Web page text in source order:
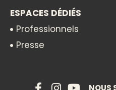
ESPACES DÉDIÉS
Professionnels
Presse
NOUS